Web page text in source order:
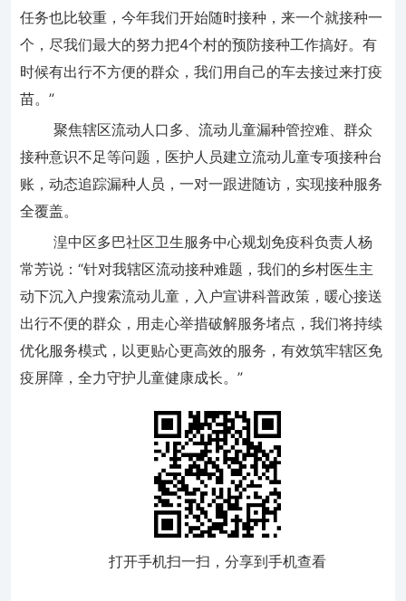
任务也比较重，今年我们开始随时接种，来一个就接种一
个，尽我们最大的努力把4个村的预防接种工作搞好。有
时候有出行不方便的群众，我们用自己的车去接过来打疫
苗。”
聚焦辖区流动人口多、流动儿童漏种管控难、群众
接种意识不足等问题，医护人员建立流动儿童专项接种台
账，动态追踪漏种人员，一对一跟进随访，实现接种服务
全覆盖。
湟中区多巴社区卫生服务中心规划免疫科负责人杨
常芳说：“针对我辖区流动接种难题，我们的乡村医生主
动下沉入户搜索流动儿童，入户宣讲科普政策，暖心接送
出行不便的群众，用走心举措破解服务堵点，我们将持续
优化服务模式，以更贴心更高效的服务，有效筑牢辖区免
疫屏障，全力守护儿童健康成长。”
打开手机扫一扫，分享到手机查看